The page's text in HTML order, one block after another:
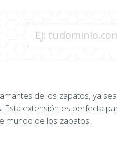
de los zapatos, ya
extensión es perfecta
mundo de los zapatos.